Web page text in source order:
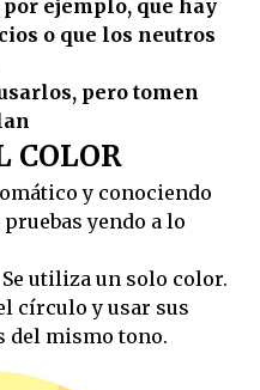
ejemplo, que hay
o que los neutros
pero tomen
COLOR
y conociendo
yendo a lo
Se utiliza un solo color.
círculo y usar sus
del mismo tono.